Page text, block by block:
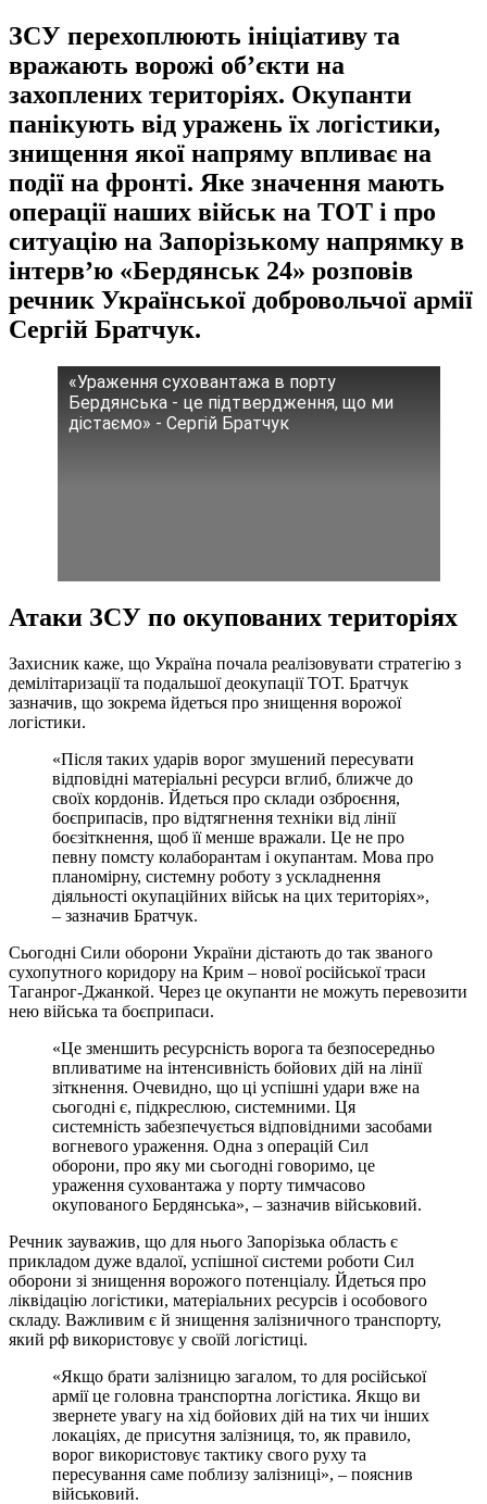
ЗСУ перехоплюють ініціативу та
вражають ворожі об’єкти на
захоплених територіях. Окупанти
панікують від уражень їх логістики,
знищення якої напряму впливає на
події на фронті. Яке значення мають
операції наших військ на ТОТ і про
ситуацію на Запорізькому напрямку в
інтерв’ю «Бердянськ 24» розповів
речник Української добровольчої армії
Сергій Братчук.
«Ураження суховантажа в порту
Бердянська - це підтвердження, що ми
дістаємо» - Сергій Братчук
Атаки ЗСУ по окупованих територіях
Захисник каже, що Україна почала реалізовувати стратегію з
демілітаризації та подальшої деокупації ТОТ. Братчук
зазначив, що зокрема йдеться про знищення ворожої
логістики.
«Після таких ударів ворог змушений пересувати
відповідні матеріальні ресурси вглиб, ближче до
своїх кордонів. Йдеться про склади озброєння,
боєприпасів, про відтягнення техніки від лінії
боєзіткнення, щоб її менше вражали. Це не про
певну помсту колаборантам і окупантам. Мова про
планомірну, системну роботу з ускладнення
діяльності окупаційних військ на цих територіях»,
– зазначив Братчук.
Сьогодні Сили оборони України дістають до так званого
сухопутного коридору на Крим – нової російської траси
Таганрог-Джанкой. Через це окупанти не можуть перевозити
нею війська та боєприпаси.
«Це зменшить ресурсність ворога та безпосередньо
впливатиме на інтенсивність бойових дій на лінії
зіткнення. Очевидно, що ці успішні удари вже на
сьогодні є, підкреслюю, системними. Ця
системність забезпечується відповідними засобами
вогневого ураження. Одна з операцій Сил
оборони, про яку ми сьогодні говоримо, це
ураження суховантажа у порту тимчасово
окупованого Бердянська», – зазначив військовий.
Речник зауважив, що для нього Запорізька область є
прикладом дуже вдалої, успішної системи роботи Сил
оборони зі знищення ворожого потенціалу. Йдеться про
ліквідацію логістики, матеріальних ресурсів і особового
складу. Важливим є й знищення залізничного транспорту,
який рф використовує у своїй логістиці.
«Якщо брати залізницю загалом, то для російської
армії це головна транспортна логістика. Якщо ви
звернете увагу на хід бойових дій на тих чи інших
локаціях, де присутня залізниця, то, як правило,
ворог використовує тактику свого руху та
пересування саме поблизу залізниці», – пояснив
військовий.